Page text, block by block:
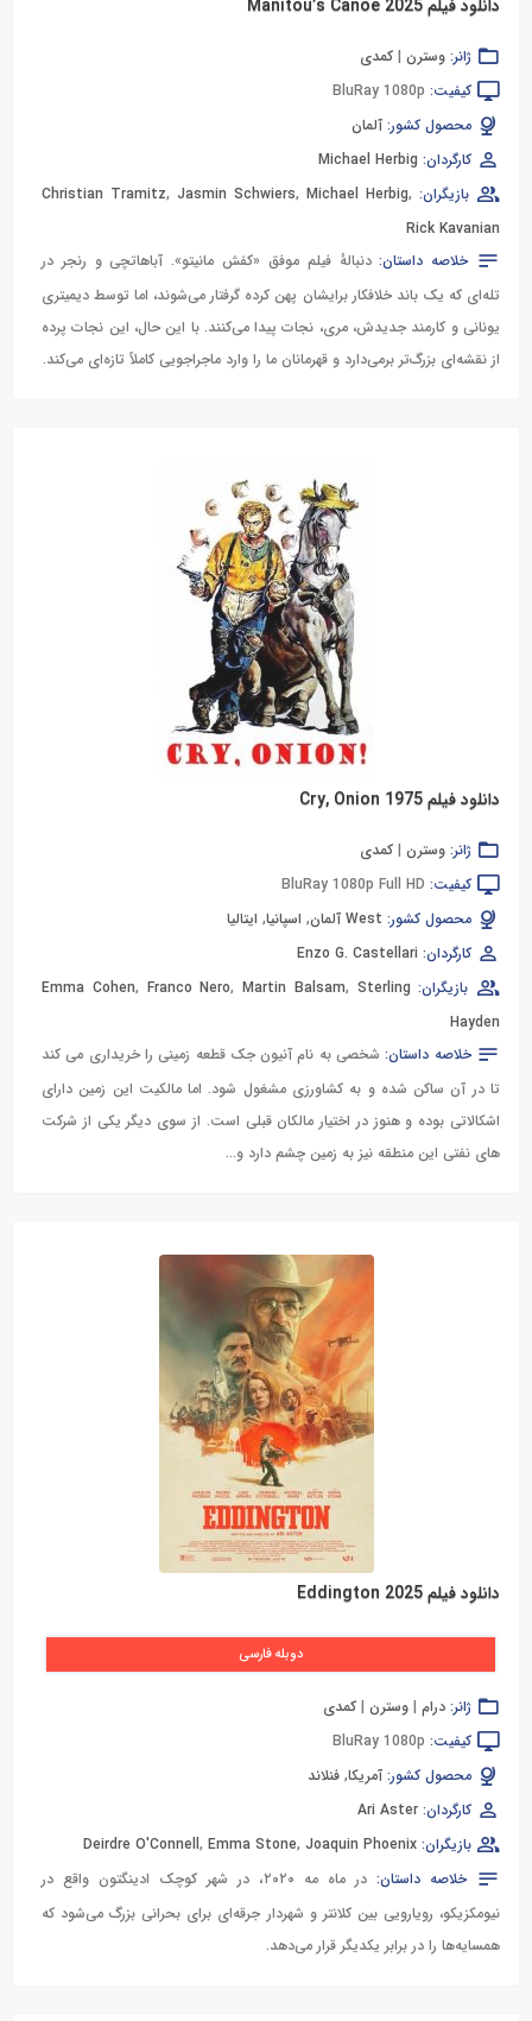
دانلود فیلم Manitou’s Canoe 2025
ژانر: وسترن | کمدی
کیفیت: BluRay 1080p
محصول کشور: آلمان
کارگردان: Michael Herbig
بازیگران:
Christian Tramitz, Jasmin Schwiers, Michael Herbig,
Rick Kavanian
خلاصه داستان:دنبالهٔ فیلم موفق «کفش مانیتو». آباهاتچی و رنجر در
تله‌ای که یک باند خلافکار برایشان پهن کرده گرفتار می‌شوند، اما توسط دیمیتری
یونانی و کارمند جدیدش، مری، نجات پیدا می‌کنند. با این حال، این نجات پرده
از نقشه‌ای بزرگ‌تر برمی‌دارد و قهرمانان ما را وارد ماجراجویی کاملاً تازه‌ای می‌کند.
دانلود فیلم Cry, Onion 1975
ژانر: وسترن | کمدی
کیفیت: BluRay 1080p Full HD
محصول کشور: West آلمان , اسپانیا, ایتالیا
کارگردان: Enzo G. Castellari
بازیگران:
Emma Cohen, Franco Nero, Martin Balsam, Sterling
Hayden
خلاصه داستان: شخصی به نام آنیون جک قطعه زمینی را خریداری می کند
تا در آن ساکن شده و به کشاورزی مشغول شود. اما مالکیت این زمین دارای
اشکالاتی بوده و هنوز در اختیار مالکان قبلی است. از سوی دیگر یکی از شرکت
های نفتی این منطقه نیز به زمین چشم دارد و…
دانلود فیلم Eddington 2025
دوبله فارسی
ژانر: درام | وسترن | کمدی
کیفیت: BluRay 1080p
محصول کشور: آمریکا, فنلاند
کارگردان: Ari Aster
بازیگران:
Deirdre O'Connell, Emma Stone, Joaquin Phoenix
خلاصه داستان:
در ماه مه ۲۰۲۰، در شهر کوچک ادینگتون واقع در
نیومکزیکو، رویارویی بین کلانتر و شهردار جرقه‌ای برای بحرانی بزرگ می‌شود که
همسایه‌ها را در برابر یکدیگر قرار می‌دهد.